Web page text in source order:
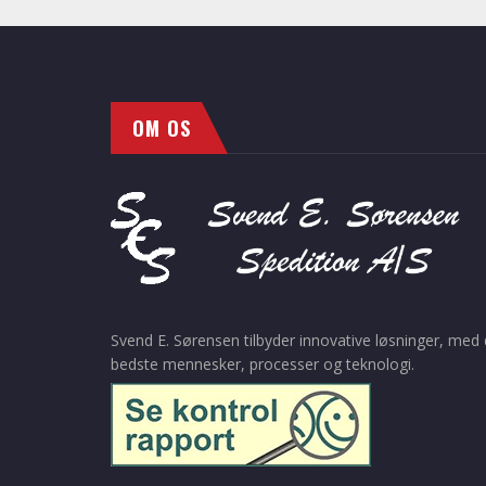
OM OS
Svend E. Sørensen tilbyder innovative løsninger, med
bedste mennesker, processer og teknologi.